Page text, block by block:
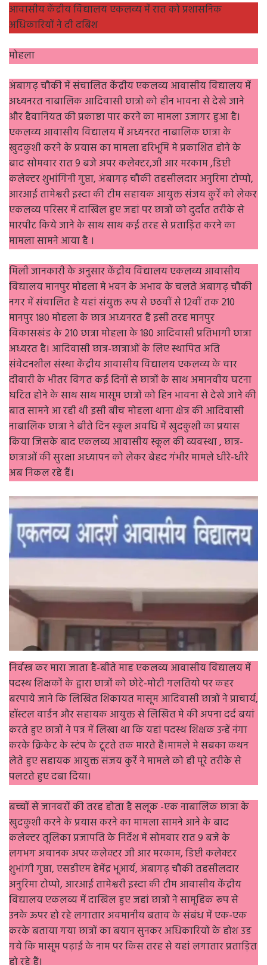
आवासीय केंद्रीय विद्यालय एकलव्य में रात को प्रशासनिक
अधिकारियों ने दी दबिश
मोहला
अंबागढ़ चौकी में संचालित केंद्रीय एकलव्य आवासीय विद्यालय में
अध्यनरत नाबालिक आदिवासी छात्रो को हीन भावना से देखे जाने
और हैवानियत की प्रकाष्ठा पार करने का मामला उजागर हुआ है।
एकलव्य आवासीय विद्यालय में अध्यनरत नाबालिक छात्रा के
खुदकुशी करने के प्रयास का मामला हरिभूमि मे प्रकाशित होने के
बाद सोमवार रात 9 बजे अपर कलेक्टर,जी आर मरकाम ,डिप्टी
कलेक्टर शुभांगिनी गुप्ता, अंबागढ़ चौकी तहसीलदार अनुरिमा टोप्पो,
आरआई तामेश्वरी इस्दा की टीम सहायक आयुक्त संजय कुर्रे को लेकर
एकलव्य परिसर में दाखिल हुए जहां पर छात्रों को दुर्दांत तरीके से
मारपीट किये जाने के साथ साथ कई तरह से प्रताड़ित करने का
मामला सामने आया है ‌।
मिली जानकारी के अनुसार केंद्रीय विद्यालय एकलव्य आवासीय
विद्यालय मानपुर मोहला मे भवन के अभाव के चलते अंबागढ़ चौकी
नगर में संचालित है यहां संयुक्त रूप से छठवीं से 12वीं तक 210
मानपुर 180 मोहला के छात्र अध्यनरत हैं इसी तरह मानपुर
विकासखंड के 210 छात्रा मोहला के 180 आदिवासी प्रतिभागी छात्रा
अध्यरत है। आदिवासी छात्र-छात्राओं के लिए स्थापित अति
संवेदनशील संस्था केंद्रीय आवासीय विद्यालय एकलव्य के चार
दीवारी के भीतर विगत कई दिनों से छात्रों के साथ अमानवीय घटना
घटित होने के साथ साथ मासूम छात्रों को हिन भावना से देखे जाने की
बात सामने आ रही थी इसी बीच मोहला थाना क्षेत्र की आदिवासी
नाबालिक छात्रा ने बीते दिन स्कूल अवधि में खुदकुशी का प्रयास
किया जिसके बाद एकलव्य आवासीय स्कूल की व्यवस्था , छात्र-
छात्राओं की सुरक्षा अध्यापन को लेकर बेहद गंभीर मामले धीरे-धीरे
अब निकल रहे हैं।
निर्वस्त्र कर मारा जाता है-बीते माह एकलव्य आवासीय विद्यालय में
पदस्थ शिक्षकों के द्वारा छात्रों को छोटे-मोटी गलतियो पर कहर
बरपाये जाने कि लिखित शिकायत मासूम आदिवासी छात्रों ने प्राचार्य,
हॉस्टल वार्डन और सहायक आयुक्त से लिखित मे की अपना दर्द बयां
करते हुए छात्रों ने पत्र में लिखा था कि यहां पदस्थ शिक्षक उन्हें नंगा
करके क्रिकेट के स्टंप के टूटते तक मारते हैं।मामले मे सबका कथन‌
लेते हुए सहायक आयुक्त संजय कुर्रे ने मामले को ही पूरे तरीके से
पलटते हुए दबा दिया।
बच्चों से जानवरों की तरह होता है सलूक -एक नाबालिक छात्रा के
खुदकुशी करने के प्रयास करने का मामला सामने आने के बाद
कलेक्टर तूलिका प्रजापति के निर्देश में सोमवार रात 9 बजे के
लगभग अचानक अपर कलेक्टर जी आर मरकाम, डिप्टी कलेक्टर
शुभांगी गुप्ता, एसडीएम हेमेंद्र भूआर्य, अंबागढ़ चौकी तहसीलदार
अनुरिमा टोप्पो, आरआई तामेश्वरी इस्दा की टीम आवासीय केंद्रीय
विद्यालय एकलव्य में दाखिल हुए जहां छात्रों ने सामूहिक रूप से
उनके ऊपर हो रहे लगातार अवमानीय बताव के संबंध में एक-एक
करके बताया गया छात्रों का बयान सुनकर अधिकारियों के होश उड
गये कि मासूम पढ़ाई के नाम पर किस तरह से यहां लगातार प्रताड़ित